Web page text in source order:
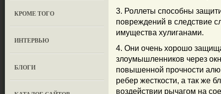
КРОМЕ ТОГО
ИНТЕРВЬЮ
БЛОГИ
3. Роллеты способны
повреждений в следствие
имущества хулиганами.
4. Они очень хорошо
злоумышленников через
повышенной прочности
ребер жесткости, а так же
воздействии рычагом на